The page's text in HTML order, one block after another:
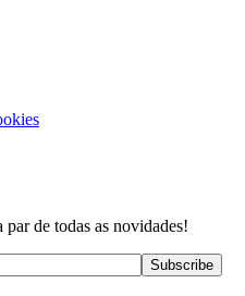
de todas as novidades!